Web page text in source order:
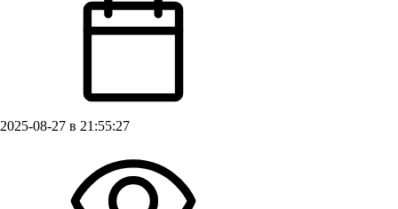
2025-08-27 в 21:55:27